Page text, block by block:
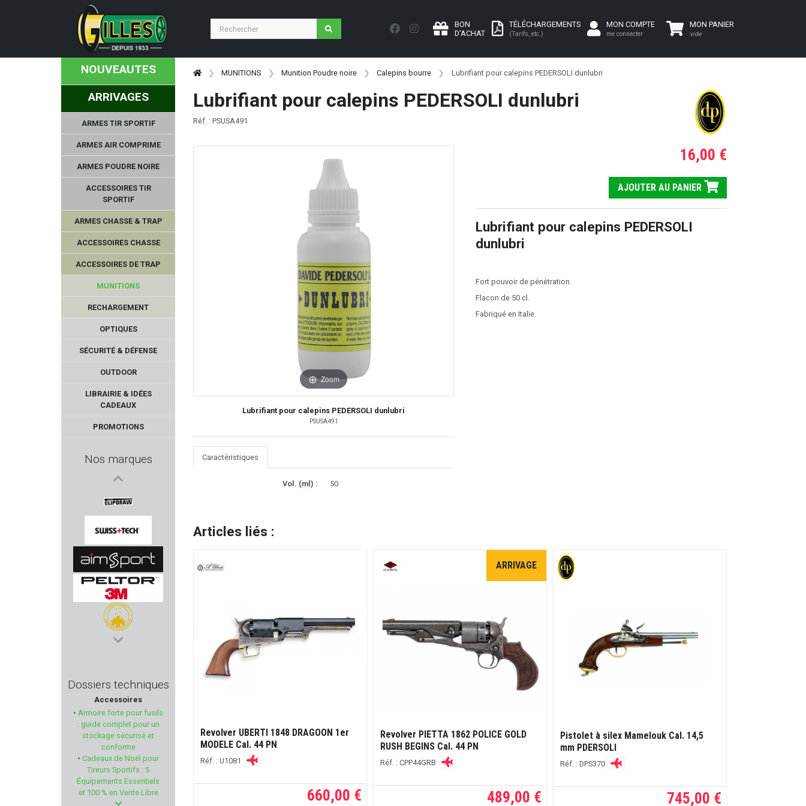
BON
D'ACHAT
TÉLÉCHARGEMENTS
(Tarifs, etc.)
MON COMPTE
me connecter
MON PANIER
vide
NOUVEAUTES
ARRIVAGES
ARMES TIR SPORTIF
ARMES AIR COMPRIME
ARMES POUDRE NOIRE
ACCESSOIRES TIR
SPORTIF
ARMES CHASSE & TRAP
ACCESSOIRES CHASSE
ACCESSOIRES DE TRAP
MUNITIONS
RECHARGEMENT
OPTIQUES
SÉCURITÉ & DÉFENSE
OUTDOOR
LIBRAIRIE & IDÉES
CADEAUX
PROMOTIONS
Nos marques
ACCU SHARP
CLIPDRAW
SWISS+TECH
AIMPSORT
PELTOR 3M
WATCHTOWER
WOLFF GUNSPRINGS
CUDEMAN
MAGPUL
NORMA
Dossiers techniques
Accessoires
• Armoire forte pour fusils
: guide complet pour un
stockage sécurisé et
conforme
• Cadeaux de Noël pour
Tireurs Sportifs : 5
Équipements Essentiels
et 100 % en Vente Libre
MUNITIONS Munition Poudre noire Calepins bourre Lubrifiant pour calepins PEDERSOLI dunlubri
Lubrifiant pour calepins PEDERSOLI dunlubri
Réf. : PSUSA491
Zoom
Lubrifiant pour calepins PEDERSOLI dunlubri
PSUSA491
Caractéristiques
Vol. (ml) : 50
16,00 €
AJOUTER AU PANIER
Lubrifiant pour calepins PEDERSOLI
dunlubri
Fort pouvoir de pénétration.
Flacon de 50 cl.
Fabriqué en Italie.
Articles liés :
Boîte de 50 balles Maxi PEDERSOLI
à partir de62,00 €
Revolver UBERTI 1848 DRAGOON 1er
MODELE Cal. 44 PN
Réf. : U1081
660,00 €
ARRIVAGE
Revolver PIETTA 1862 POLICE GOLD
RUSH BEGINS Cal. 44 PN
Réf. : CPP44GRB
489,00 €
Pistolet à silex Mamelouk Cal. 14,5
mm PDERSOLI
Réf. : DPS370
745,00 €